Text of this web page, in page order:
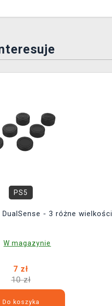
PS5
DualSense - 3 różne wielkości
W magazynie
7 zł
10 zł
Do koszyka